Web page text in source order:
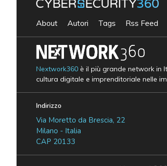
About Autori Tags Rss Feed
Nextwork360è il più grande network in
cultura digitale e imprenditoriale nelle
Indirizzo
Via Moretto da Brescia, 22
Milano - Italia
CAP 20133